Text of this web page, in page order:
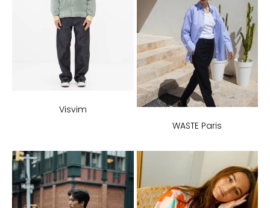
Visvim
WASTE Paris